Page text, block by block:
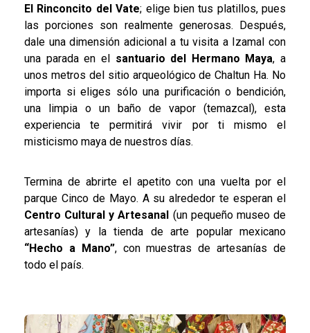
El Rinconcito del Vate; elige bien tus platillos, pues
las porciones son realmente generosas. Después,
dale una dimensión adicional a tu visita a Izamal con
una parada en el santuario del Hermano Maya, a
unos metros del sitio arqueológico de Chaltun Ha. No
importa si eliges sólo una purificación o bendición,
una limpia o un baño de vapor (temazcal), esta
experiencia te permitirá vivir por ti mismo el
misticismo maya de nuestros días.
Termina de abrirte el apetito con una vuelta por el
parque Cinco de Mayo. A su alrededor te esperan el
Centro Cultural y Artesanal (un pequeño museo de
artesanías) y la tienda de arte popular mexicano
“Hecho a Mano”, con muestras de artesanías de
todo el país.